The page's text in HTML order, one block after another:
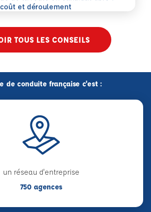
et déroulement
TOUS LES CONSEILS
de conduite française c'est :
un réseau d'entreprise
750 agences